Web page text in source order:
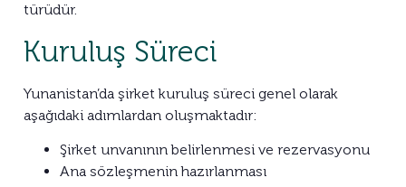
türüdür.
Kuruluş Süreci
Yunanistan’da şirket kuruluş süreci genel olarak
aşağıdaki adımlardan oluşmaktadır:
Şirket unvanının belirlenmesi ve rezervasyonu
Ana sözleşmenin hazırlanması